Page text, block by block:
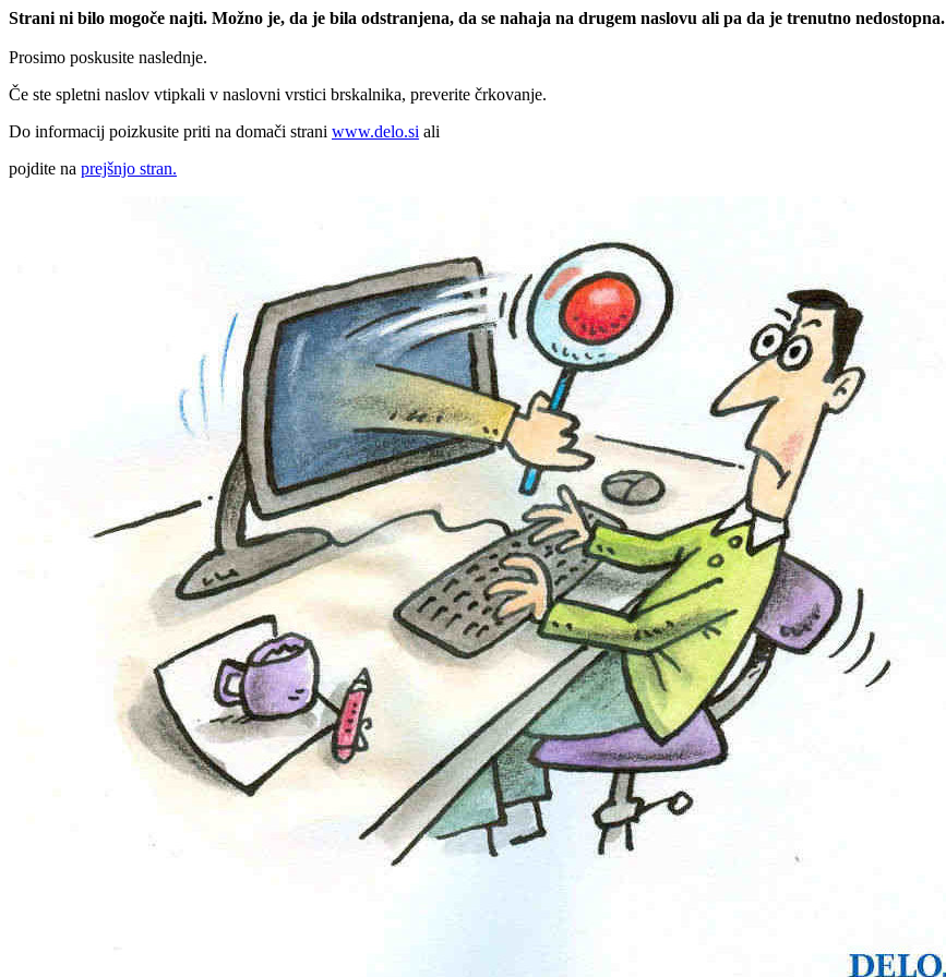
Strani ni bilo mogoče najti. Možno je, da je bila odstranjena, da se nahaja na drugem naslovu ali pa da je trenutno nedostopna.
Prosimo poskusite naslednje.
Če ste spletni naslov vtipkali v naslovni vrstici brskalnika, preverite črkovanje.
Do informacij poizkusite priti na domači strani www.delo.si ali
pojdite na prejšnjo stran.